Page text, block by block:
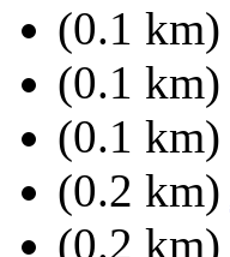
(0.1 km)
(0.1 km)
(0.1 km)
(0.2 km)
(0.2 km)